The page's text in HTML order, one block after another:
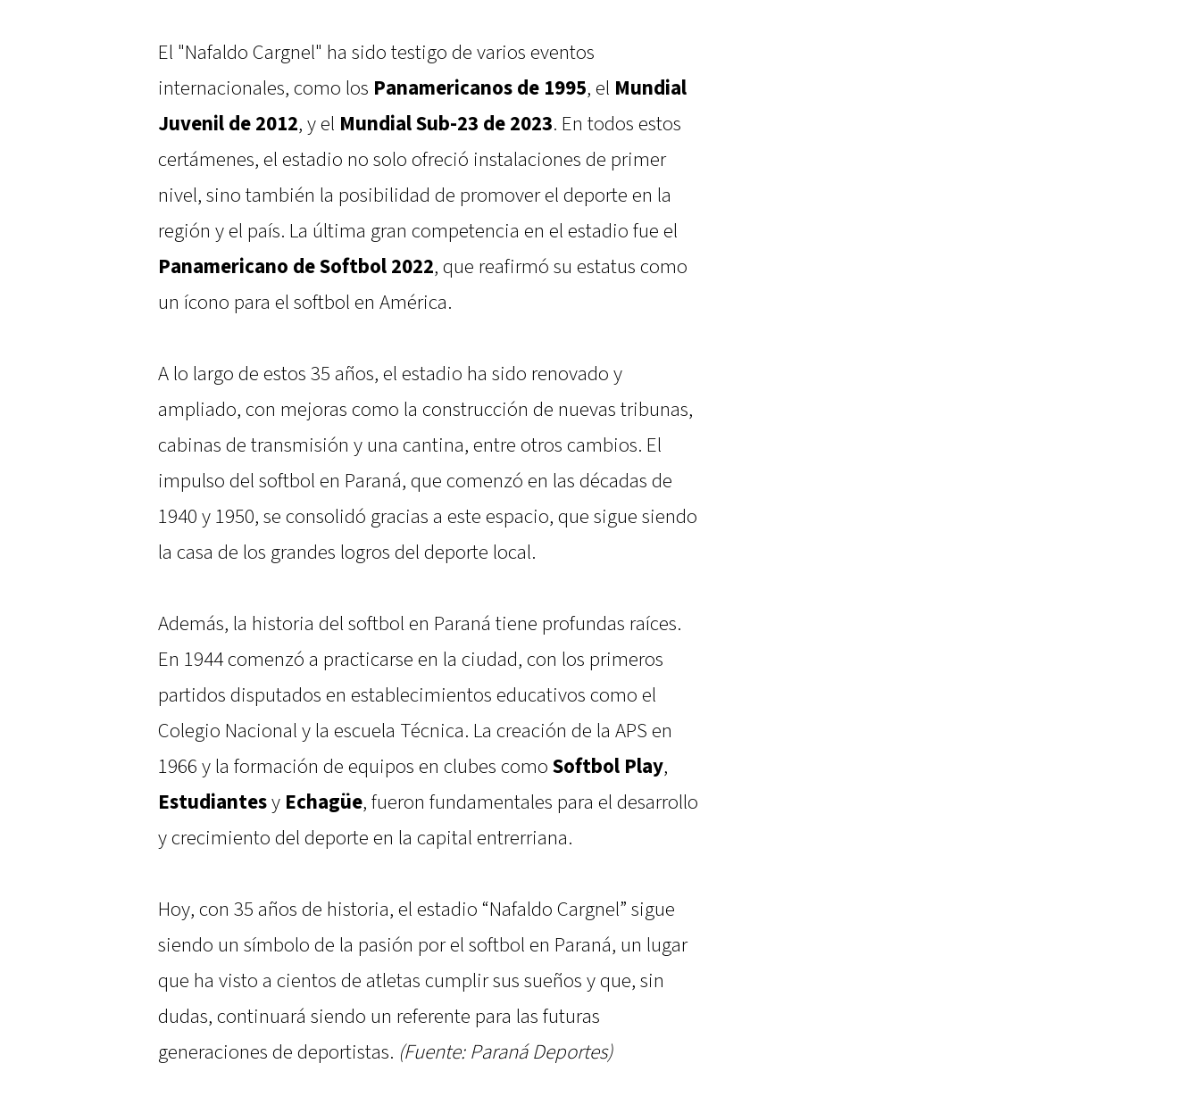
El "Nafaldo Cargnel" ha sido testigo de varios eventos
internacionales, como los Panamericanos de 1995, el Mundial
Juvenil de 2012, y el Mundial Sub-23 de 2023. En todos estos
certámenes, el estadio no solo ofreció instalaciones de primer
nivel, sino también la posibilidad de promover el deporte en la
región y el país. La última gran competencia en el estadio fue el
Panamericano de Softbol 2022, que reafirmó su estatus como
un ícono para el softbol en América.
A lo largo de estos 35 años, el estadio ha sido renovado y
ampliado, con mejoras como la construcción de nuevas tribunas,
cabinas de transmisión y una cantina, entre otros cambios. El
impulso del softbol en Paraná, que comenzó en las décadas de
1940 y 1950, se consolidó gracias a este espacio, que sigue siendo
la casa de los grandes logros del deporte local.
Además, la historia del softbol en Paraná tiene profundas raíces.
En 1944 comenzó a practicarse en la ciudad, con los primeros
partidos disputados en establecimientos educativos como el
Colegio Nacional y la escuela Técnica. La creación de la APS en
1966 y la formación de equipos en clubes como Softbol Play,
Estudiantesy Echagüe, fueron fundamentales para el desarrollo
y crecimiento del deporte en la capital entrerriana.
Hoy, con 35 años de historia, el estadio “Nafaldo Cargnel” sigue
siendo un símbolo de la pasión por el softbol en Paraná, un lugar
que ha visto a cientos de atletas cumplir sus sueños y que, sin
dudas, continuará siendo un referente para las futuras
generaciones de deportistas. (Fuente: Paraná Deportes)